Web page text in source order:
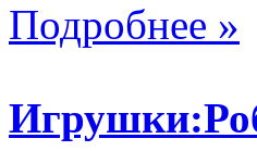
Подробнее »